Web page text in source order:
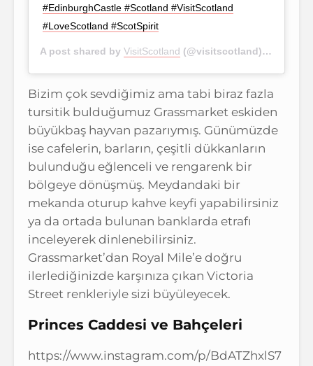
#EdinburghCastle #Scotland #VisitScotland
#LoveScotland #ScotSpirit
A post shared by VisitScotland (@visitscotland) on
Bizim çok sevdiğimiz ama tabi biraz fazla
tursitik bulduğumuz Grassmarket eskiden
büyükbaş hayvan pazarıymış. Günümüzde
ise cafelerin, barların, çeşitli dükkanların
bulunduğu eğlenceli ve rengarenk bir
bölgeye dönüşmüş. Meydandaki bir
mekanda oturup kahve keyfi yapabilirsiniz
ya da ortada bulunan banklarda etrafı
inceleyerek dinlenebilirsiniz.
Grassmarket’dan Royal Mile’e doğru
ilerlediğinizde karşınıza çıkan Victoria
Street renkleriyle sizi büyüleyecek.
Princes Caddesi ve Bahçeleri
https://www.instagram.com/p/BdATZhxlS7